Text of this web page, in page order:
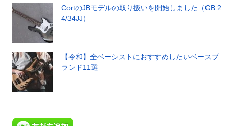
CortのJBモデルの取り扱いを開始しました（GB 2
4/34JJ）
【令和】全ベーシストにおすすめしたいベースブ
ランド11選